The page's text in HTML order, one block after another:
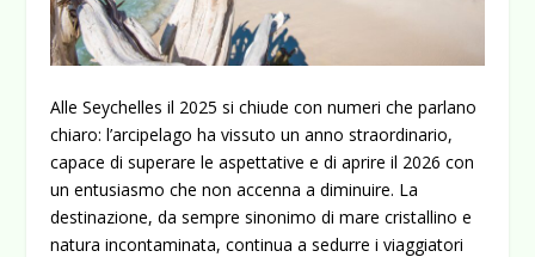
Alle Seychelles il 2025 si chiude con numeri che parlano
chiaro: l’arcipelago ha vissuto un anno straordinario,
capace di superare le aspettative e di aprire il 2026 con
un entusiasmo che non accenna a diminuire. La
destinazione, da sempre sinonimo di mare cristallino e
natura incontaminata, continua a sedurre i viaggiatori